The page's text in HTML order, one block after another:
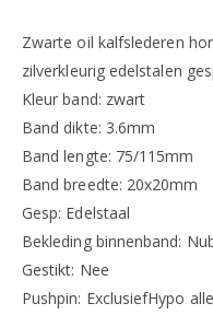
Zwarte oil kalfslederen
zilverkleurig edelstalen
Kleur band: zwart
Band dikte: 3.6mm
Band lengte: 75/115mm
Band breedte: 20x20mm
Gesp: Edelstaal
Bekleding binnenband:
Gestikt: Nee
Pushpin: ExclusiefHypo